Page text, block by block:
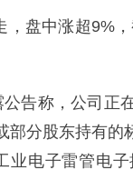
盘中涨超9%
告称，公司正
部分股东持有
业电子雷管电